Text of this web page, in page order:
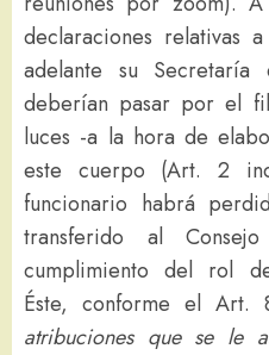
declaraciones relativas
adelante su
deberían pasar por el
luces -a la hora de
este cuerpo (Art. 2
funcionario habrá
transferido al
cumplimiento del rol
Éste, conforme el Art.
atribuciones que se le